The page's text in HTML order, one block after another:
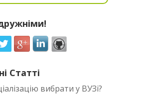
Статті
вибрати у ВУЗі?